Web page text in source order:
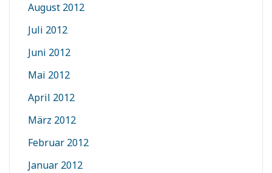
August 2012
Juli 2012
Juni 2012
Mai 2012
April 2012
März 2012
Februar 2012
Januar 2012